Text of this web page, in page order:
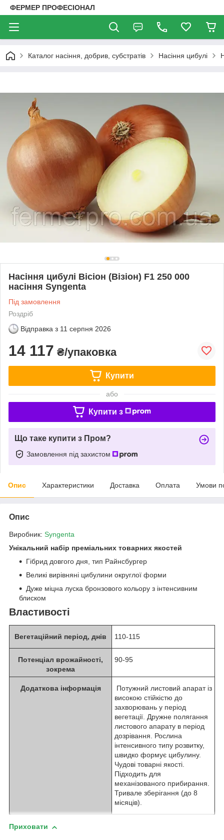
ФЕРМЕР ПРОФЕСІОНАЛ
Каталог насіння, добрив, субстратів Насіння цибулі
Насіння цибулі Вісіон (Візіон) F1 250 000
насіння Syngenta
Під замовлення
Роздріб
Відправка з 11 серпня 2026
14 117 ₴/упаковка
Купити
або
Купити з
Що таке купити з Пром?
Замовлення під захистом
Опис Характеристики Доставка Оплата Умови
Опис
Виробник: Syngenta
Унікальний набір преміальних товарних якостей
Гібрид довгого дня, тип Райнсбургер
Великі вирівняні цибулини округлої форми
Дуже міцна луска бронзового кольору з інтенсивним
блиском
Властивості
Вегетаційний період, днів 110-115
Потенціал врожайності,
зокрема
90-95
Додаткова інформація
Потужний листовий апарат із
високою стійкістю до
захворювань у період
вегетації. Дружне полягання
листового апарату в період
дозрівання. Рослина
інтенсивного типу розвитку,
швидко формує цибулину.
Чудові товарні якості.
Підходить для
механізованого прибирання.
Тривале зберігання (до 8
місяців).
Приховати